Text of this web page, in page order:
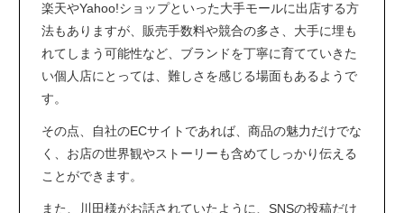
楽天やYahoo!ショップといった大手モールに出店する方
法もありますが、販売手数料や競合の多さ、大手に埋も
れてしまう可能性など、ブランドを丁寧に育てていきた
い個人店にとっては、難しさを感じる場面もあるようで
す。
その点、自社のECサイトであれば、商品の魅力だけでな
く、お店の世界観やストーリーも含めてしっかり伝える
ことができます。
また、川田様がお話されていたように、SNSの投稿だけ